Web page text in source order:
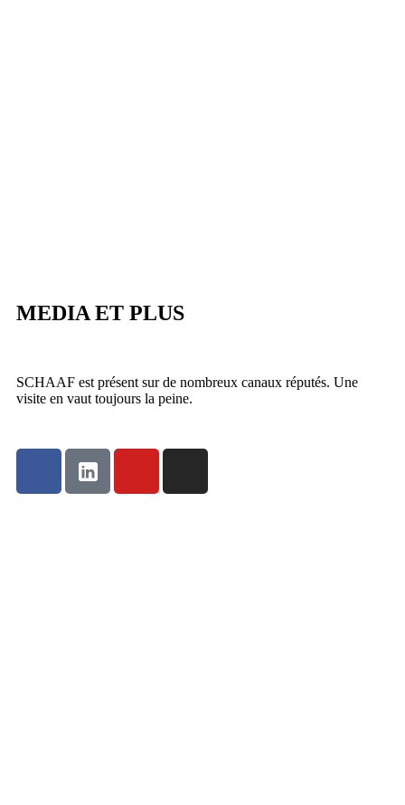
MEDIA ET PLUS
SCHAAF est présent sur de nombreux canaux réputés. Une
visite en vaut toujours la peine.